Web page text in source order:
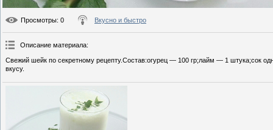
Просмотры: 0 Вкусно и быстро
Описание материала:
Свежий шейк по секретному рецепту.Состав:огурец — 100 гр;лайм — 1 штука;сок
вкусу.